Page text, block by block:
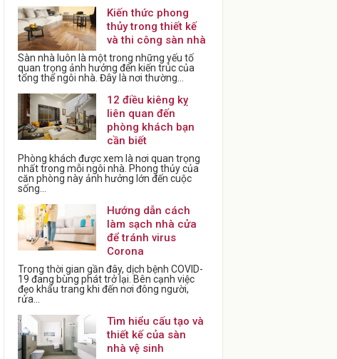
Kiến thức phong
thủy trong thiết kế
và thi công sàn nhà
Sàn nhà luôn là một trong những yếu tố
quan trọng ảnh hưởng đến kiến trúc của
tổng thể ngôi nhà. Đây là nơi thường...
12 điều kiêng kỵ
liên quan đến
phòng khách bạn
cần biết
Phòng khách được xem là nơi quan trọng
nhất trong mỗi ngôi nhà. Phong thủy của
căn phòng này ảnh hưởng lớn đến cuộc
sống...
Hướng dẫn cách
làm sạch nhà cửa
để tránh virus
Corona
Trong thời gian gần đây, dịch bệnh COVID-
19 đang bùng phát trở lại. Bên cạnh việc
đẹo khẩu trang khi đến nơi đông người,
rửa...
Tìm hiểu cấu tạo và
thiết kế của sàn
nhà vệ sinh